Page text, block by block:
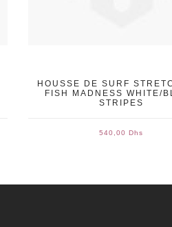
HOUSSE DE SURF
FISH MADNESS WHITE/
STRIPES
540,00 Dhs